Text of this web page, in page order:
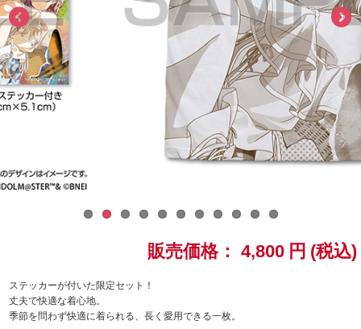
太鼓の達人
ACE COMBAT
パックマン
スサノオマジック
ガンダムシリーズ
ラブライブ！シリーズ
ラブライブ！
販売価格： 4,800 円 (税込)
ステッカーが付いた限定セット！
丈夫で快適な着心地。
季節を問わず快適に着られる、長く愛用できる一枚。